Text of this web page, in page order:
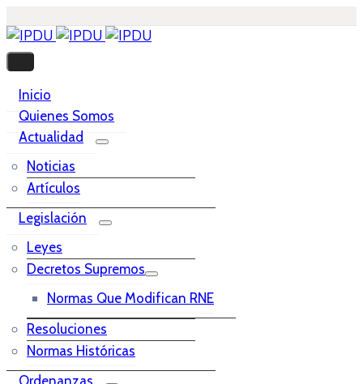
Inicio
Quienes Somos
Actualidad
Noticias
Artículos
Legislación
Leyes
Decretos Supremos
Normas Que Modifican RNE
Resoluciones
Normas Históricas
Ordenanzas